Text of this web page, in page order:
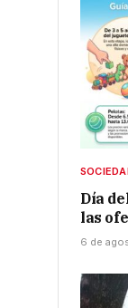
Día
las
6 de